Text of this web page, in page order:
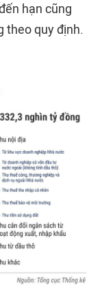
hạn cũng
theo quy định.